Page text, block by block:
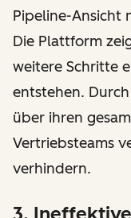
Pipeline-Ansicht
Die Plattform
weitere Schritte
entstehen.
über ihren
Vertriebsteams
verhindern.